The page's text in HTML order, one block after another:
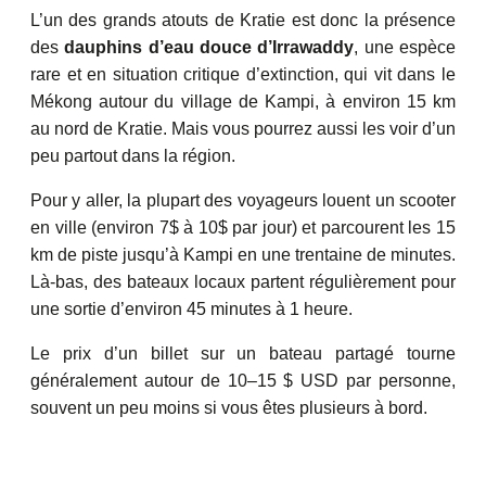
L’un des grands atouts de Kratie est donc la présence
desdauphins d’eau douce d’Irrawaddy, une espèce
rare et en situation critique d’extinction, qui vit dans le
Mékong autour du village de Kampi, à environ 15 km
au nord de Kratie. Mais vous pourrez aussi les voir d’un
peu partout dans la région.
Pour y aller, la plupart des voyageurs louent un scooter
en ville (environ 7$ à 10$ par jour) et parcourent les 15
km de piste jusqu’à Kampi en une trentaine de minutes.
Là-bas, des bateaux locaux partent régulièrement pour
une sortie d’environ 45 minutes à 1 heure.
Le prix d’un billet sur un bateau partagé tourne
généralement autour de 10–15 $ USD par personne,
souvent un peu moins si vous êtes plusieurs à bord.